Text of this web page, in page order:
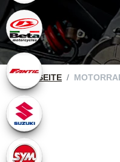
STARTSEITE